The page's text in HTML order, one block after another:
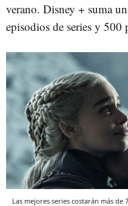
verano. Disney + suma
episodios de series y 500
Las mejores series costarán más de